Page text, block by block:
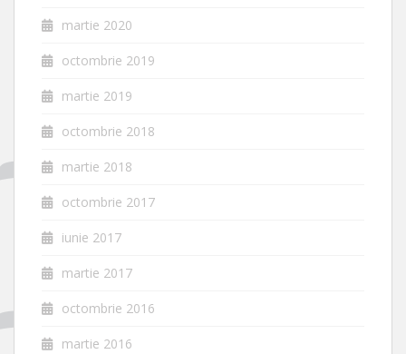
martie 2020
octombrie 2019
martie 2019
octombrie 2018
martie 2018
octombrie 2017
iunie 2017
martie 2017
octombrie 2016
martie 2016